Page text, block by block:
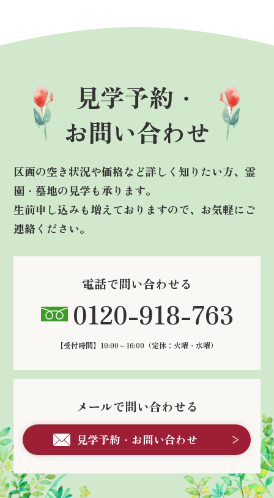
見学予約・
お問い合わせ
区画の空き状況や価格など詳しく知りたい方、霊
園・墓地の見学も承ります。
生前申し込みも増えておりますので、お気軽にご
連絡ください。
電話で問い合わせる
0120-918-763
【受付時間】10:00～16:00 （定休：火曜・水曜）
メールで問い合わせる
見学予約・お問い合わせ